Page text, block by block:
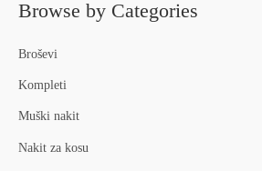
Browse by Categories
Broševi
Kompleti
Muški nakit
Nakit za kosu